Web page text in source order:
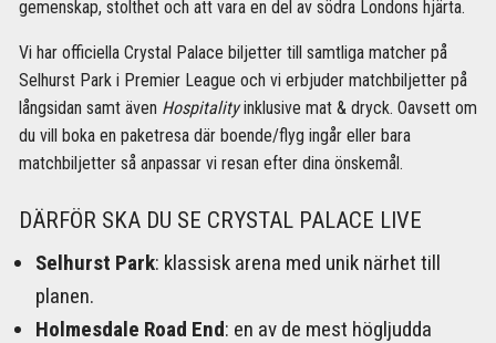
gemenskap, stolthet och att vara en del av södra Londons hjärta.
Vi har officiella Crystal Palace biljetter till samtliga matcher på
Selhurst Park i Premier League och vi erbjuder matchbiljetter på
långsidan samt även Hospitalityinklusive mat & dryck. Oavsett om
du vill boka en paketresa där boende/flyg ingår eller bara
matchbiljetter så anpassar vi resan efter dina önskemål.
DÄRFÖR SKA DU SE CRYSTAL PALACE LIVE
Selhurst Park: klassisk arena med unik närhet till
planen.
Holmesdale Road End: en av de mest högljudda